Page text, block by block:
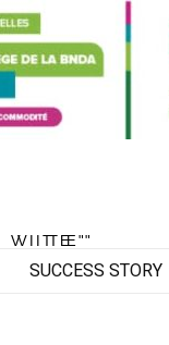
VITE"
VITE"
SUCCESS STORY